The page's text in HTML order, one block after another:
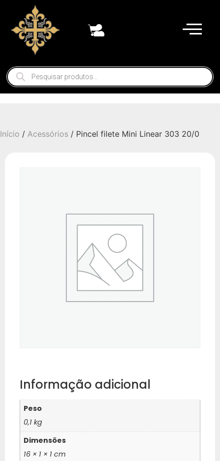
Início / Acessórios / Pincel filete Mini Linear 303 20/0
Informação adicional
Peso
0,1 kg
Dimensões
16 × 1 × 1 cm